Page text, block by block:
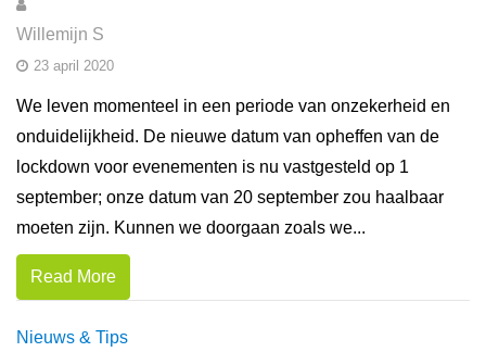
Willemijn S
23 april 2020
We leven momenteel in een periode van onzekerheid en
onduidelijkheid. De nieuwe datum van opheffen van de
lockdown voor evenementen is nu vastgesteld op 1
september; onze datum van 20 september zou haalbaar
moeten zijn. Kunnen we doorgaan zoals we...
Read More
Nieuws & Tips